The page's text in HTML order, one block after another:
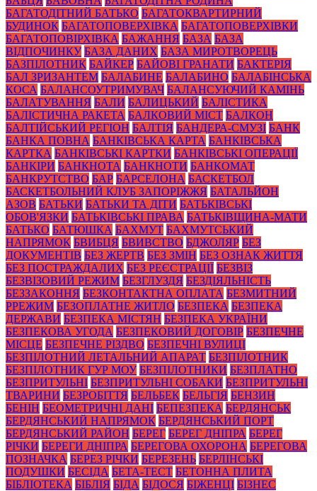
БАГАТОДІТНИЙ БАТЬКО БАГАТОКВАРТИРНИЙ
БУДИНОК БАГАТОПОВЕРХІВКА БАГАТОПОВЕРХІВКИ
БАГАТОПОВІРХІВКА БАЖАННЯ БАЗА БАЗА
ВІДПОЧИНКУ БАЗА ДАНИХ БАЗА МИРОТВОРЕЦЬ
БАЗПІЛОТНИК БАЙКЕР БАЙОВІ ГРАНАТИ БАКТЕРІЯ
БАЛ ЗРИЗАНТЕМ БАЛАБИНЕ БАЛАБИНО БАЛАБІНСЬКА
КОСА БАЛАНСОУТРИМУВАЧ БАЛАНСУЮЧИЙ КАМІНЬ
БАЛАТУВАННЯ БАЛИ БАЛИЦЬКИЙ БАЛІСТИКА
БАЛІСТИЧНА РАКЕТА БАЛКОВИЙ МІСТ БАЛКОН
БАЛТІЙСЬКИЙ РЕГІОН БАЛТІЯ БАНДЕРА-СМУЗІ БАНК
БАНКА ПОВНА БАНКІВСЬКА КАРТА БАНКІВСЬКА
КАРТКА БАНКІВСЬКІ КАРТКИ БАНКІВСЬКІ ОПЕРАЦІЇ
БАНКІРИ БАНКНОТА БАНКНОТИ БАНКОМАТ
БАНКРУТСТВО БАР БАРСЕЛОНА БАСКЕТБОЛ
БАСКЕТБОЛЬНИЙ КЛУБ ЗАПОРІЖЖЯ БАТАЛЬЙОН
АЗОВ БАТЬКИ БАТЬКИ ТА ДІТИ БАТЬКІВСЬКІ
ОБОВ'ЯЗКИ БАТЬКІВСЬКІ ПРАВА БАТЬКІВЩИНА-МАТИ
БАТЬКО БАТЮШКА БАХМУТ БАХМУТСЬКИЙ
НАПРЯМОК БВИБЦЯ БВИВСТВО БДЖОЛЯР БЕЗ
ДОКУМЕНТІВ БЕЗ ЖЕРТВ БЕЗ ЗМІН БЕЗ ОЗНАК ЖИТТЯ
БЕЗ ПОСТРАЖДАЛИХ БЕЗ РЕЄСТРАЦІЇ БЕЗВІЗ
БЕЗВІЗОВИЙ РЕЖИМ БЕЗГЛУЗДЯ БЕЗДІЯЛЬНІСТЬ
БЕЗЗАКОННЯ БЕЗКОНТАКТНА ОПЛАТА БЕЗМИТНИЙ
РРЕЖИМ БЕЗОПЛАТНЕ ЖИТЛО БЕЗПЕКА БЕЗПЕКА
ДЕРЖАВИ БЕЗПЕКА МІСТЯН БЕЗПЕКА УКРАЇНИ
БЕЗПЕКОВА УГОДА БЕЗПЕКОВИЙ ДОГОВІР БЕЗПЕЧНЕ
МІСЦЕ БЕЗПЕЧНЕ РІЗДВО БЕЗПЕЧНІ ВУЛИЦІ
БЕЗПІЛОТНИЙ ЛЕТАЛЬНИЙ АПАРАТ БЕЗПІЛОТНИК
БЕЗПІЛОТНИК ГУР МОУ БЕЗПІЛОТНИКИ БЕЗПЛАТНО
БЕЗПРИТУЛЬНІ БЕЗПРИТУЛЬНІ СОБАКИ БЕЗПРИТУЛЬНІ
ТВАРИНИ БЕЗРОБІТТЯ БЕЛЬБЕК БЕЛЬГІЯ БЕНЗИН
БЕНІН БЕОМЕТРИЧНІ ДАНІ БЕПЕЗПЕКА БЕРДЯНСЬК
БЕРДЯНСЬКИЙ НАПРЯМОК БЕРДЯНСЬКИЙ ПОРТ
БЕРДЯНСЬКИЙ РАЙОН БЕРЕГ БЕРЕГ ДНІПРА БЕРЕГ
РІЧКИ БЕРЕГИ ДНІПРА БЕРЕГОВА ОХОРОНА БЕРЕГОВА
ПОЗНАЧКА БЕРЕЗ РІЧКИ БЕРЕЗЕНЬ БЕРЛІНСЬКІ
ПОДУШКИ БЕСІДА БЕТА-ТЕСТ БЕТОННА ПЛИТА
БІБЛІОТЕКА БІБЛІЯ БІДА БІДОСЯ БІЖЕНЦІ БІЗНЕС